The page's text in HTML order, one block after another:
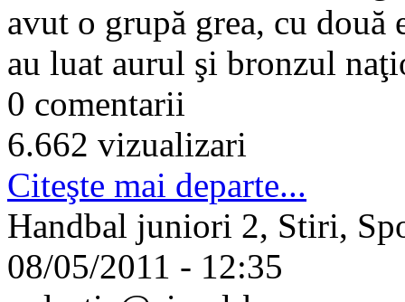
avut o grupă grea, cu
au luat aurul şi bronzul
0 comentarii
6.662 vizualizari
Citeşte mai departe...
Handbal juniori 2, Stiri,
08/05/2011 - 12:35